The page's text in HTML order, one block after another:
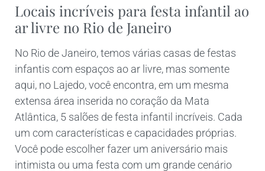
Locais incríveis para festa infantil ao
ar livre no Rio de Janeiro
No Rio de Janeiro, temos várias casas de festas
infantis com espaços ao ar livre, mas somente
aqui, no Lajedo, você encontra, em um mesma
extensa área inserida no coração da Mata
Atlântica, 5 salões de festa infantil incríveis. Cada
um com características e capacidades próprias.
Você pode escolher fazer um aniversário mais
intimista ou uma festa com um grande cenário